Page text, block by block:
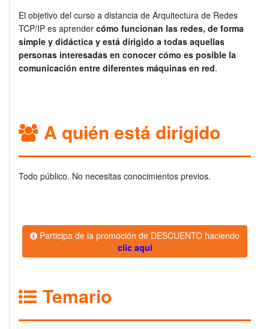
El objetivo del curso a distancia de Arquitectura de Redes
TCP/IP es aprender cómo funcionan las redes, de forma
simple y didáctica y está dirigido a todas aquellas
personas interesadas en conocer cómo es posible la
comunicación entre diferentes máquinas en red.
A quién está dirigido
Todo público. No necesitas conocimientos previos.
Participa de la promoción de DESCUENTO haciendo
clic aquí
Temario